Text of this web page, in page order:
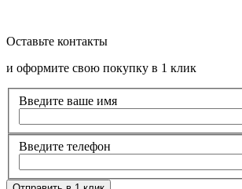
Оставьте контакты
и оформите свою покупку в 1 клик
Введите ваше имя
Введите телефон